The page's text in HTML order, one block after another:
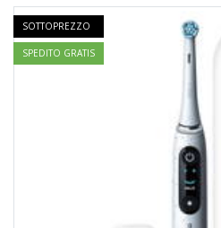
SOTTOPREZZO
SPEDITO GRATIS